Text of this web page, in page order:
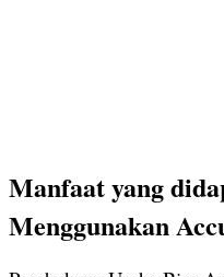
Manfaat yang
Menggunakan